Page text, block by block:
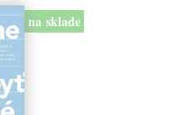
na sklade